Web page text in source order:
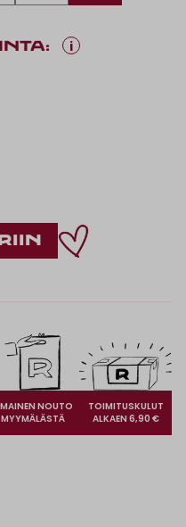
i
NOUTO
MYYMÄLÄSTÄ
TOIMITUSKULUT
ALKAEN 6,90 €